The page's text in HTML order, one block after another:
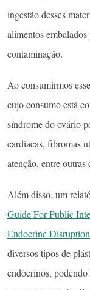
ingestão desses
alimentos
contaminação.
Ao consumirmos
cujo consumo está
síndrome do ovário
cardíacas, fibromas
atenção, entre outras
Além disso, um
Guide For Public
Endocrine
diversos tipos de
endócrinos,